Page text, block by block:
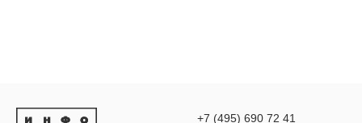
+7 (495) 690 72 41